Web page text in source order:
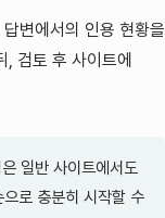
변에서의 인용 현황을
검토 후 사이트에
일반 사이트에서도
로 충분히 시작할 수